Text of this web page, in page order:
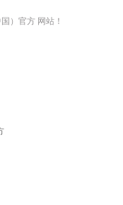
）官方 网站！